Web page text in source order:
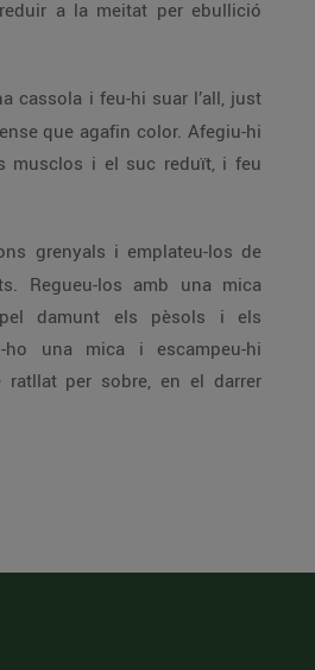
a la meitat per ebullició
cassola i feu-hi suar l’all, just
que agafin color. Afegiu-hi
musclos i el suc reduït, i feu
grenyals i emplateu-los de
Regueu-los amb una mica
damunt els pèsols i els
ho una mica i escampeu-hi
ratllat per sobre, en el darrer